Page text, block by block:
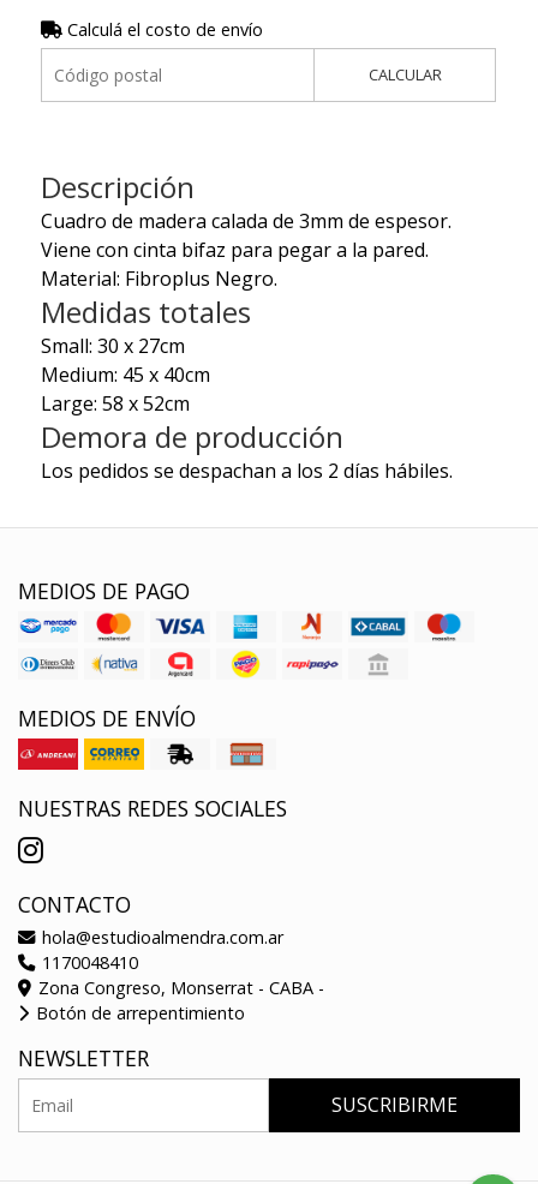
Calculá el costo de envío
CALCULAR
Descripción
Cuadro de madera calada de 3mm de espesor.
Viene con cinta bifaz para pegar a la pared.
Material: Fibroplus Negro.
Medidas totales
Small: 30 x 27cm
Medium: 45 x 40cm
Large: 58 x 52cm
Demora de producción
Los pedidos se despachan a los 2 días hábiles.
MEDIOS DE PAGO
MEDIOS DE ENVÍO
NUESTRAS REDES SOCIALES
CONTACTO
hola@estudioalmendra.com.ar
1170048410
Zona Congreso, Monserrat - CABA -
Botón de arrepentimiento
NEWSLETTER
SUSCRIBIRME